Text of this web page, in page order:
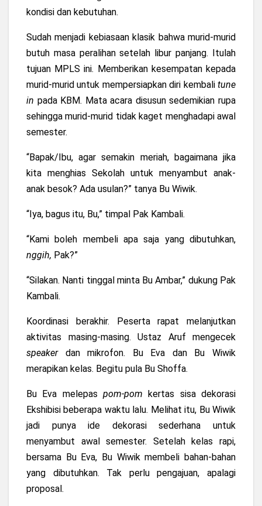
kondisi dan kebutuhan.
Sudah menjadi kebiasaan klasik bahwa murid-murid
butuh masa peralihan setelah libur panjang. Itulah
tujuan MPLS ini. Memberikan kesempatan kepada
murid-murid untuk mempersiapkan diri kembali tune
in pada KBM. Mata acara disusun sedemikian rupa
sehingga murid-murid tidak kaget menghadapi awal
semester.
“Bapak/Ibu, agar semakin meriah, bagaimana jika
kita menghias Sekolah untuk menyambut anak-
anak besok? Ada usulan?” tanya Bu Wiwik.
“Iya, bagus itu, Bu,” timpal Pak Kambali.
“Kami boleh membeli apa saja yang dibutuhkan,
nggih, Pak?”
“Silakan. Nanti tinggal minta Bu Ambar,” dukung Pak
Kambali.
Koordinasi berakhir. Peserta rapat melanjutkan
aktivitas masing-masing. Ustaz Aruf mengecek
speaker dan mikrofon. Bu Eva dan Bu Wiwik
merapikan kelas. Begitu pula Bu Shoffa.
Bu Eva melepas pom-pom kertas sisa dekorasi
Ekshibisi beberapa waktu lalu. Melihat itu, Bu Wiwik
jadi punya ide dekorasi sederhana untuk
menyambut awal semester. Setelah kelas rapi,
bersama Bu Eva, Bu Wiwik membeli bahan-bahan
yang dibutuhkan. Tak perlu pengajuan, apalagi
proposal.